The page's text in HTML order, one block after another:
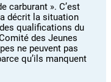
carburant ». C’est
décrit la situation
qualifications du
des Jeunes
ne peuvent pas
qu’ils manquent